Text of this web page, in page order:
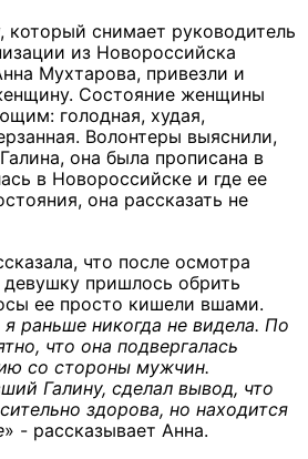
который снимает руководитель
из Новороссийска
Мухтарова, привезли и
Состояние женщины
голодная, худая,
Волонтеры выяснили,
она была прописана в
в Новороссийске и где ее
она рассказать не
что после осмотра
пришлось обрить
ее просто кишели вшами.
я раньше никогда не видела. По
что она подвергалась
со стороны мужчин.
Галину, сделал вывод, что
здорова, но находится
» - рассказывает Анна.